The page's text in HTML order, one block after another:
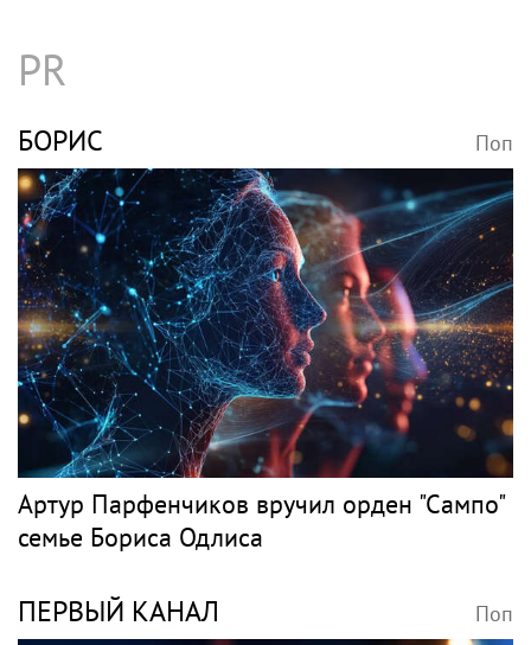
PR
БОРИС Поп
Артур Парфенчиков вручил орден "Сампо"
семье Бориса Одлиса
ПЕРВЫЙ КАНАЛ Поп